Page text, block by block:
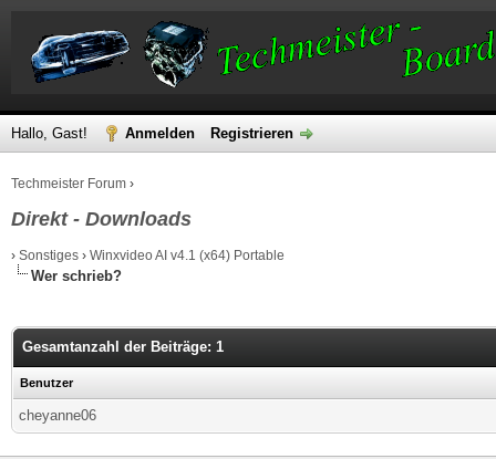
Hallo, Gast! Anmelden Registrieren
Techmeister Forum ›
Direkt - Downloads
› Sonstiges › Winxvideo AI v4.1 (x64) Portable
Wer schrieb?
Gesamtanzahl der Beiträge: 1
Benutzer
cheyanne06